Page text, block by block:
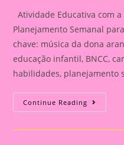
Atividade Educativa com
Planejamento Semanal
chave: música da dona
educação infantil, BNCC,
habilidades, planejamento
Continue Reading Atividade